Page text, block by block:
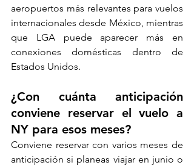
aeropuertos más relevantes para vuelos
internacionales desde México, mientras
que LGA puede aparecer más en
conexiones domésticas dentro de
Estados Unidos.
¿Con cuánta anticipación
conviene reservar el vuelo a
NY para esos meses?
Conviene reservar con varios meses de
anticipación si planeas viajar en junio o